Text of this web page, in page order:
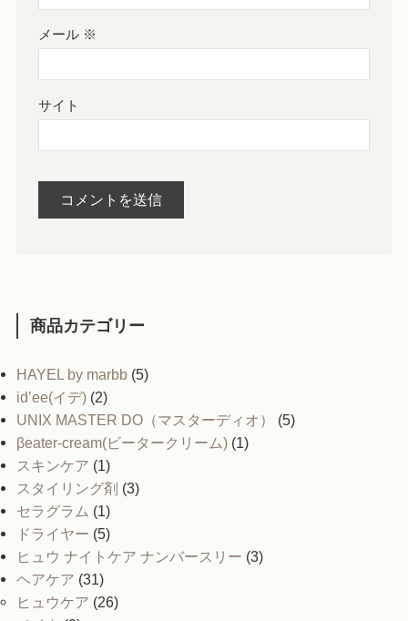
メール ※
サイト
商品カテゴリー
HAYEL by marbb (5)
id’ee(イデ) (2)
UNIX MASTER DO（マスターディオ）
(5)
βeater-cream(ビータークリーム) (1)
スキンケア (1)
スタイリング剤 (3)
セラグラム (1)
ドライヤー (5)
ヒュウ ナイトケア ナンバースリー (3)
ヘアケア (31)
ヒュウケア (26)